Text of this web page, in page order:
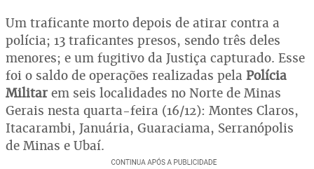
Um traficante morto depois de atirar contra a
polícia; 13 traficantes presos, sendo três deles
menores; e um fugitivo da Justiça capturado. Esse
foi o saldo de operações realizadas pela Polícia
Militar em seis localidades no Norte de Minas
Gerais nesta quarta-feira (16/12): Montes Claros,
Itacarambi, Januária, Guaraciama, Serranópolis
de Minas e Ubaí.